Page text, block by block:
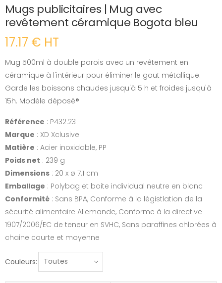
Mugs publicitaires | Mug avec
revêtement céramique Bogota bleu
17.17 € HT
Mug 500ml à double parois avec un revêtement en
céramique à l'intérieur pour éliminer le gout métallique.
Garde les boissons chaudes jusqu'à 5 h et froides jusqu'à
15h. Modèle déposé®
Référence : P432.23
Marque : XD Xclusive
Matière : Acier inoxidable, PP
Poids net : 239 g
Dimensions : 20 x ø 7.1 cm
Emballage : Polybag et boite individual neutre en blanc
Conformité : Sans BPA, Conforme à la légistlation de la
sécurité alimentaire Allemande, Conforme à la directive
1907/2006/EC de teneur en SVHC, Sans paraffines chlorées à
chaine courte et moyenne
Couleurs: